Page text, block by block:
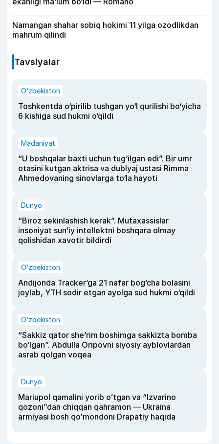
Namangan shahar sobiq hokimi 11 yilga ozodlikdan
mahrum qilindi
Tavsiyalar
O‘zbekiston
Toshkentda o‘pirilib tushgan yo‘l qurilishi bo‘yicha
6 kishiga sud hukmi o‘qildi
Madaniyat
“U boshqalar baxti uchun tug‘ilgan edi”. Bir umr
otasini kutgan aktrisa va dublyaj ustasi Rimma
Ahmedovaning sinovlarga to‘la hayoti
Dunyo
“Biroz sekinlashish kerak”. Mutaxassislar
insoniyat sun’iy intellektni boshqara olmay
qolishidan xavotir bildirdi
O‘zbekiston
Andijonda Tracker’ga 21 nafar bog‘cha bolasini
joylab, YTH sodir etgan ayolga sud hukmi o‘qildi
O‘zbekiston
“Sakkiz qator she’rim boshimga sakkizta bomba
bo‘lgan”. Abdulla Oripovni siyosiy ayblovlardan
asrab qolgan voqea
Dunyo
Mariupol qamalini yorib oʻtgan va “Izvarino
qozoni”dan chiqqan qahramon — Ukraina
armiyasi bosh qoʻmondoni Drapatiy haqida